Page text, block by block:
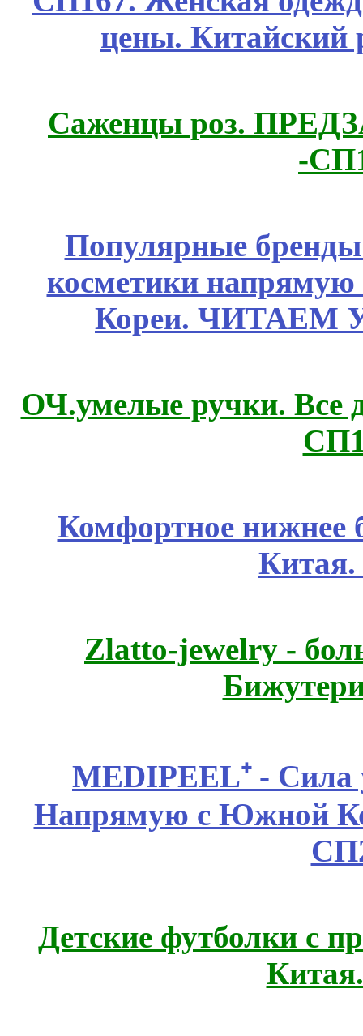
цены. Китайский
Саженцы роз.
-
Популярные
косметики
Кореи. ЧИТАЕМ
ОЧ.умелые ручки. Все
Комфортное нижнее
Zlatto-jewelry -
MEDIPEEL⁺ - Сила
Напрямую с Южной
Детские футболки с